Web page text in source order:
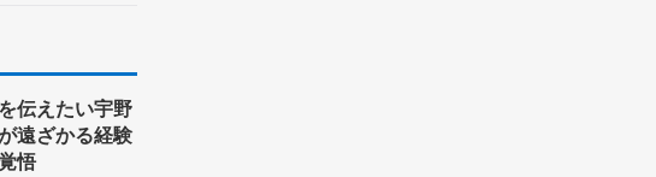
伝えたい宇野
遠ざかる経験
悟